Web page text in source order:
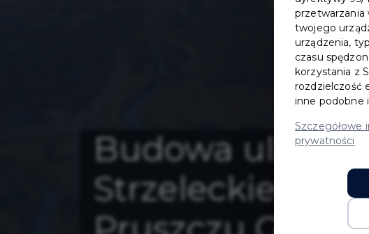
Budowa ul.
Strzeleckiego w
przetwarzania
twojego
urządzenia,
czasu
korzystania z
rozdzielczość
inne podobne
Szczegółowe
prywatności